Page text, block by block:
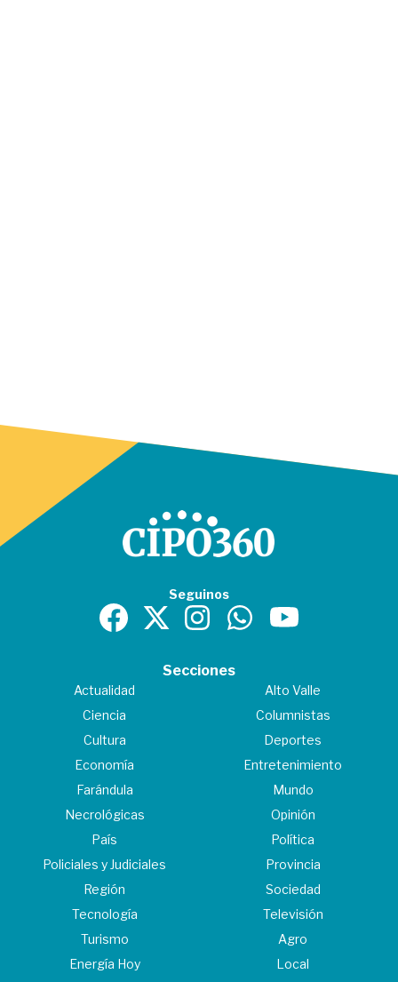
Seguinos
Secciones
Actualidad
Alto Valle
Ciencia
Columnistas
Cultura
Deportes
Economía
Entretenimiento
Farándula
Mundo
Necrológicas
Opinión
País
Política
Policiales y Judiciales
Provincia
Región
Sociedad
Tecnología
Televisión
Turismo
Agro
Energía Hoy
Local